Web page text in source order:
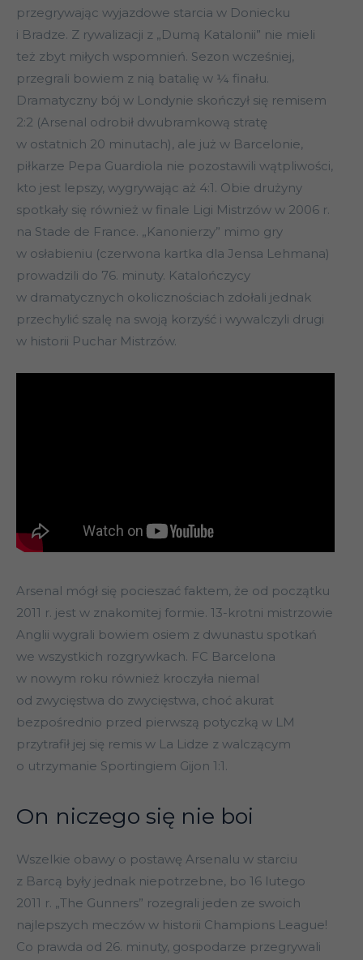
przegrywając wyjazdowe starcia w Doniecku
i Bradze. Z rywalizacji z „Dumą Katalonii” nie mieli
też zbyt miłych wspomnień. Sezon wcześniej,
przegrali bowiem z nią batalię w ¼ finału.
Dramatyczny bój w Londynie skończył się remisem
2:2 (Arsenal odrobił dwubramkową stratę
w ostatnich 20 minutach), ale już w Barcelonie,
piłkarze Pepa Guardiola nie pozostawili wątpliwości,
kto jest lepszy, wygrywając aż 4:1. Obie drużyny
spotkały się również w finale Ligi Mistrzów w 2006 r.
na Stade de France. „Kanonierzy” mimo gry
w osłabieniu (czerwona kartka dla Jensa Lehmana)
prowadzili do 76. minuty. Katalończycy
w dramatycznych okolicznościach zdołali jednak
przechylić szalę na swoją korzyść i wywalczyli drugi
w historii Puchar Mistrzów.
Arsenal mógł się pocieszać faktem, że od początku
2011 r. jest w znakomitej formie. 13-krotni mistrzowie
Anglii wygrali bowiem osiem z dwunastu spotkań
we wszystkich rozgrywkach. FC Barcelona
w nowym roku również kroczyła niemal
od zwycięstwa do zwycięstwa, choć akurat
bezpośrednio przed pierwszą potyczką w LM
przytrafił jej się remis w La Lidze z walczącym
o utrzymanie Sportingiem Gijon 1:1.
On niczego się nie boi
Wszelkie obawy o postawę Arsenalu w starciu
z Barcą były jednak niepotrzebne, bo 16 lutego
2011 r. „The Gunners” rozegrali jeden ze swoich
najlepszych meczów w historii Champions League!
Co prawda od 26. minuty, gospodarze przegrywali